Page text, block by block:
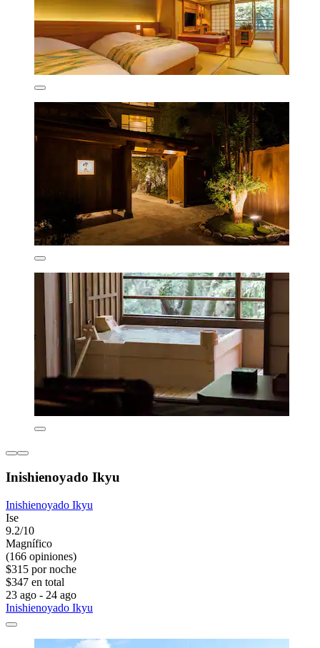
Inishienoyado Ikyu
Inishienoyado Ikyu
Ise
9.2/10
Magnífico
(166 opiniones)
$315 por noche
$347 en total
23 ago - 24 ago
Inishienoyado Ikyu